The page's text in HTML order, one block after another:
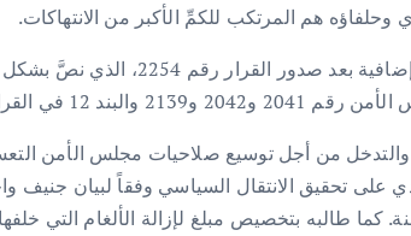
وحلفاؤه هم المرتكب للكمِّ الأكبر من الانتهاكات.
أكد التقرير أنَّ على مجلس
والمختفين قسرياً في سوريا.
من أجل توسيع صلاحيات مجلس الأمن
كما طالبه بتخصيص مبلغ لإزالة الألغام